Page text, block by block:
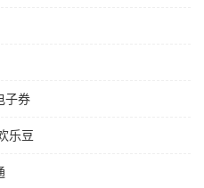
子券
乐豆